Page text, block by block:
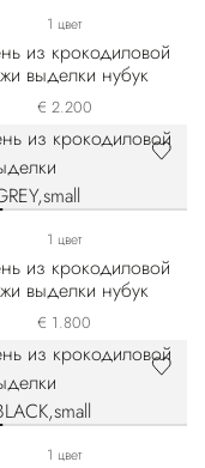
1 цвет
из крокодиловой
выделки нубук
€ 2.200
1 цвет
из крокодиловой
выделки нубук
€ 1.800
1 цвет